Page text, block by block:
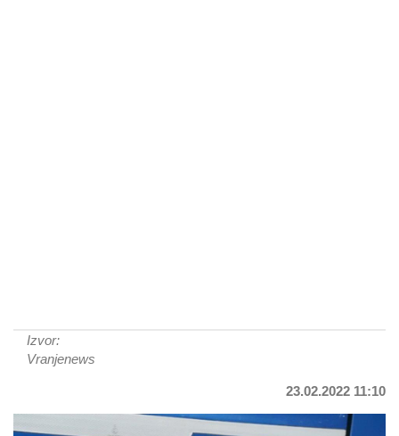
Izvor:
Vranjenews
23.02.2022 11:10